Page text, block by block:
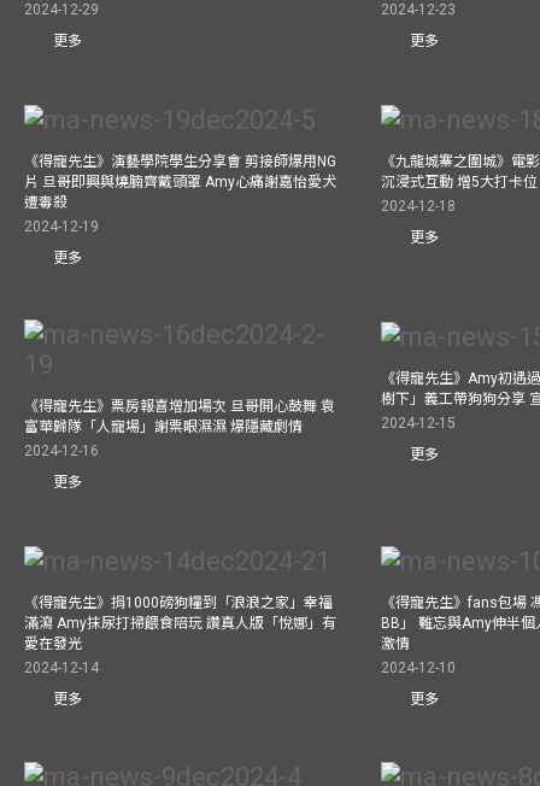
2024-12-29
更多
2024-12-23
更多
《得寵先生》演藝學院學生分享會 剪接師爆用NG
片 旦哥即興與燒腩齊戴頭罩 Amy心痛謝嘉怡愛犬
遭毒殺
2024-12-19
更多
《九龍城寨之圍城》電
沉浸式互動 增5大打卡
2024-12-18
更多
《得寵先生》票房報喜增加場次 旦哥開心鼓舞 袁
富華歸隊「人寵場」謝票眼濕濕 爆隱藏劇情
2024-12-16
更多
《得寵先生》Amy初遇
樹下」義工帶狗狗分享
2024-12-15
更多
《得寵先生》捐1000磅狗糧到「浪浪之家」幸福
滿瀉 Amy抹尿打掃餵食陪玩 讚真人版「悅娜」有
愛在發光
2024-12-14
更多
《得寵先生》fans包場
BB」 難忘與Amy伸半
激情
2024-12-10
更多